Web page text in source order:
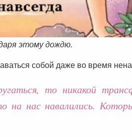
этому дождю.
собой даже во время
то никакой
нас навалились.